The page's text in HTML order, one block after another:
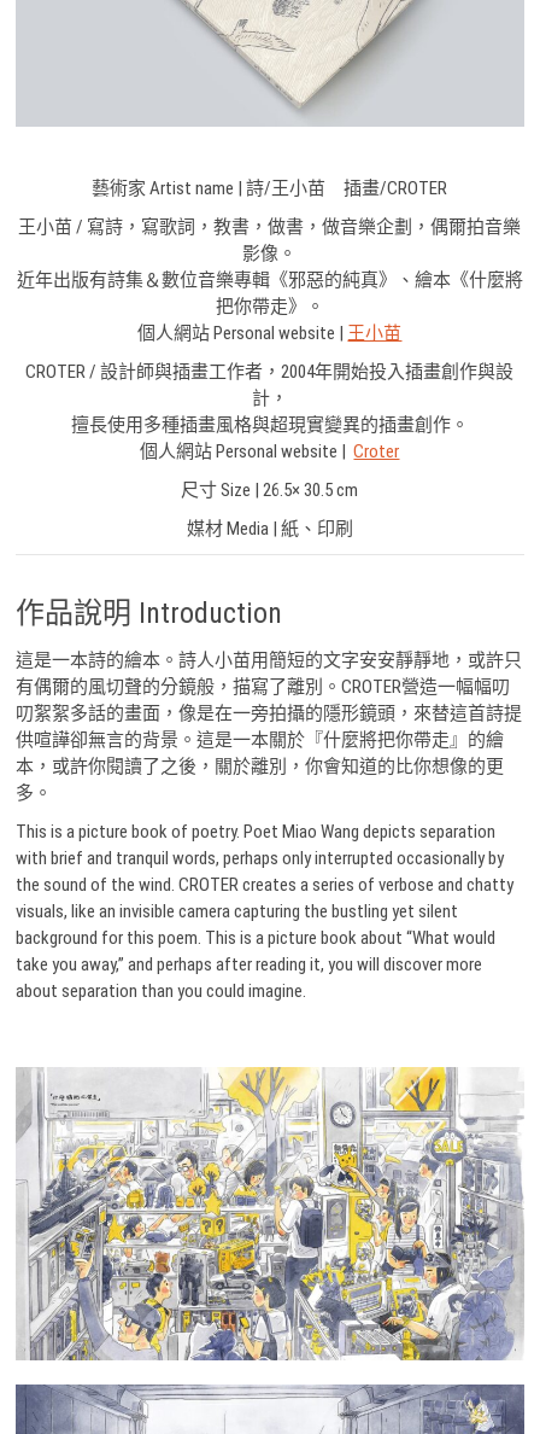
藝術家 Artist name | 詩/王小苗 插畫/CROTER
王小苗 / 寫詩，寫歌詞，教書，做書，做音樂企劃，偶爾拍音樂
影像。
近年出版有詩集＆數位音樂專輯《邪惡的純真》、繪本《什麼將
把你帶走》。
個人網站 Personal website | 王小苗
CROTER / 設計師與插畫工作者，2004年開始投入插畫創作與設
計，
擅長使用多種插畫風格與超現實變異的插畫創作。
個人網站 Personal website |Croter
尺寸 Size | 26.5× 30.5 cm
媒材 Media | 紙、印刷
作品說明 Introduction
這是一本詩的繪本。詩人小苗用簡短的文字安安靜靜地，或許只
有偶爾的風切聲的分鏡般，描寫了離別。CROTER營造一幅幅叨
叨絮絮多話的畫面，像是在一旁拍攝的隱形鏡頭，來替這首詩提
供喧譁卻無言的背景。這是一本關於『什麼將把你帶走』的繪
本，或許你閱讀了之後，關於離別，你會知道的比你想像的更
多。
This is a picture book of poetry. Poet Miao Wang depicts separation
with brief and tranquil words, perhaps only interrupted occasionally by
the sound of the wind. CROTER creates a series of verbose and chatty
visuals, like an invisible camera capturing the bustling yet silent
background for this poem. This is a picture book about “What would
take you away,” and perhaps after reading it, you will discover more
about separation than you could imagine.